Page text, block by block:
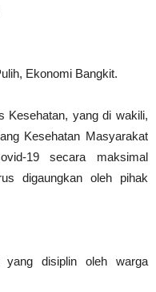
Ekonomi Bangkit.
Kesehatan, yang di wakili,
Kesehatan Masyarakat
19 secara maksimal
digaungkan oleh pihak
yang disiplin oleh warga